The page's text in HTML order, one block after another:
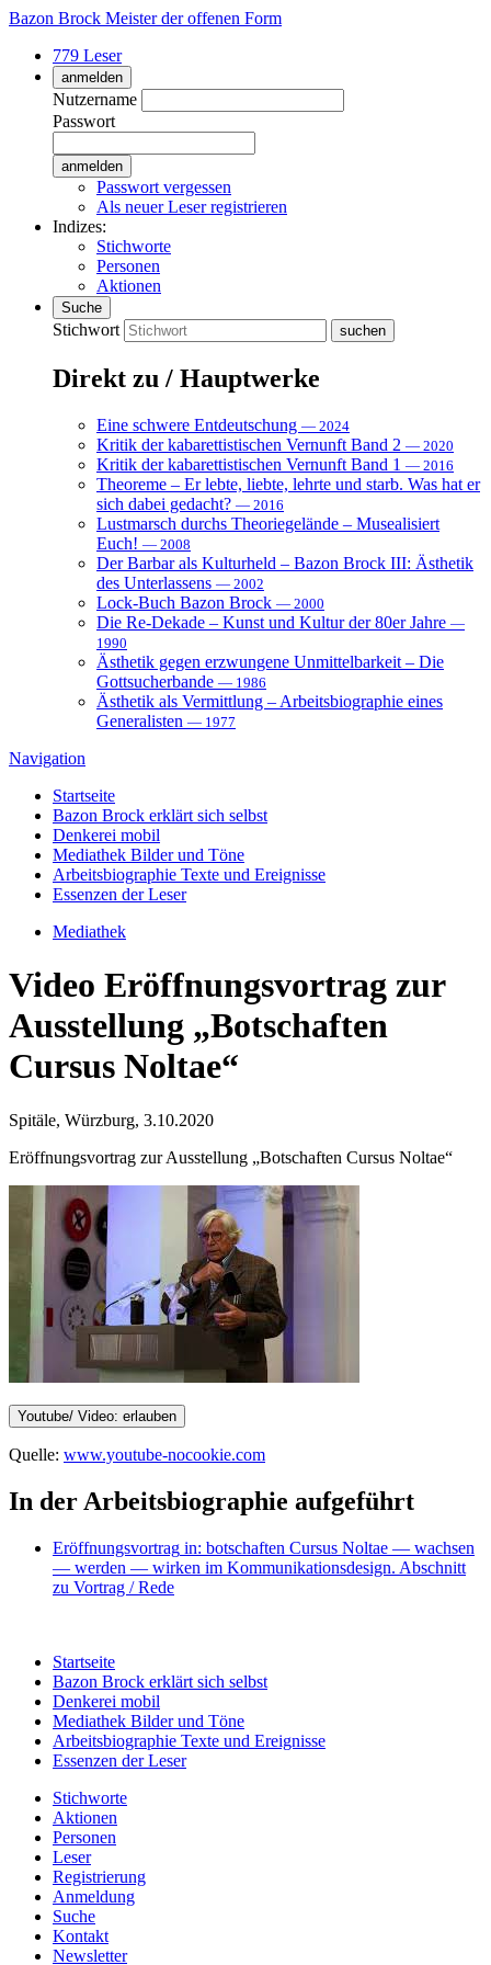
Bazon Brock Meister der offenen Form
779 Leser
anmelden
Nutzername
Passwort
Passwort vergessen
Als neuer Leser registrieren
Indizes:
Stichworte
Personen
Aktionen
Suche
Stichwort
Direkt zu / Hauptwerke
Eine schwere Entdeutschung — 2024
Kritik der kabarettistischen Vernunft Band 2 — 2020
Kritik der kabarettistischen Vernunft Band 1 — 2016
Theoreme – Er lebte, liebte, lehrte und starb. Was hat er
sich dabei gedacht? — 2016
Lustmarsch durchs Theoriegelände – Musealisiert
Euch! — 2008
Der Barbar als Kulturheld – Bazon Brock III: Ästhetik
des Unterlassens — 2002
Lock-Buch Bazon Brock — 2000
Die Re-Dekade – Kunst und Kultur der 80er Jahre —
1990
Ästhetik gegen erzwungene Unmittelbarkeit – Die
Gottsucherbande — 1986
Ästhetik als Vermittlung – Arbeitsbiographie eines
Generalisten — 1977
Navigation
Startseite
Bazon Brock erklärt sich selbst
Denkerei mobil
Mediathek Bilder und Töne
Arbeitsbiographie Texte und Ereignisse
Essenzen der Leser
Mediathek
Video Eröffnungsvortrag zur
Ausstellung „Botschaften
Cursus Noltae“
Spitäle, Würzburg, 3.10.2020
Eröffnungsvortrag zur Ausstellung „Botschaften Cursus Noltae“
Youtube/ Video: erlauben
Quelle: www.youtube-nocookie.com
In der Arbeitsbiographie aufgeführt
Eröffnungsvortrag in: botschaften Cursus Noltae — wachsen
— werden — wirken im Kommunikationsdesign. Abschnitt
zu Vortrag / Rede
Startseite
Bazon Brock erklärt sich selbst
Denkerei mobil
Mediathek Bilder und Töne
Arbeitsbiographie Texte und Ereignisse
Essenzen der Leser
Stichworte
Aktionen
Personen
Leser
Registrierung
Anmeldung
Suche
Kontakt
Newsletter